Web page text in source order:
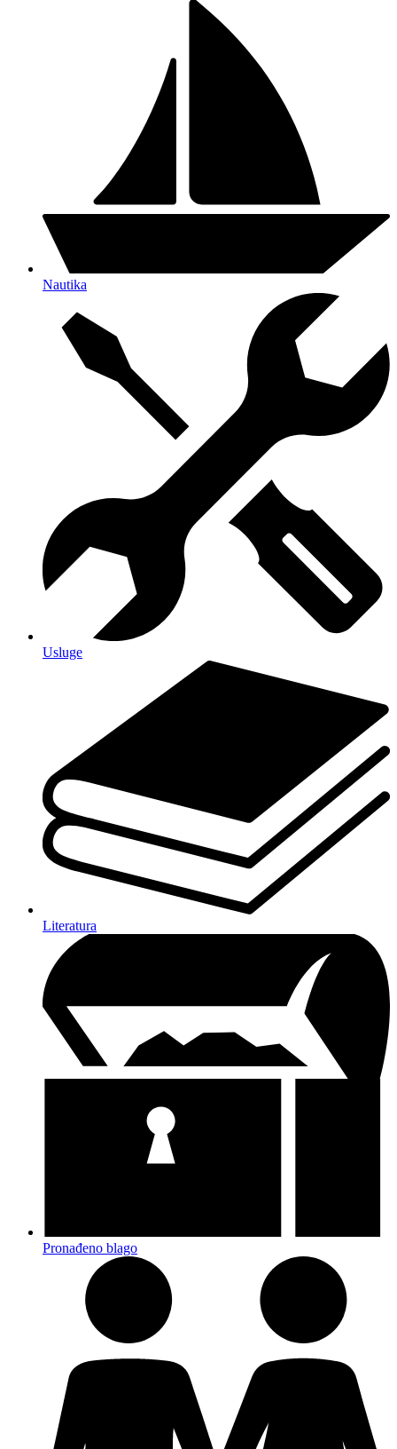
Nautika
Usluge
Literatura
Pronađeno blago